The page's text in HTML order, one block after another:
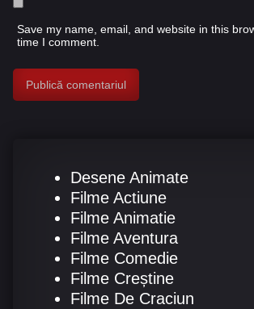
Save my name, email, and website in this
time I comment.
Desene Animate
Filme Actiune
Filme Animatie
Filme Aventura
Filme Comedie
Filme Creștine
Filme De Craciun